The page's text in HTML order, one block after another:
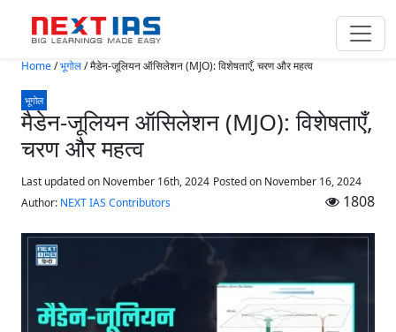
Skip to main content
Home/भूगोल/मैडेन-जूलियन ऑसिलेशन (MJO): विशेषताएँ, चरण और महत्व
भूगोल
मैडेन-जूलियन ऑसिलेशन (MJO): विशेषताएँ,
चरण और महत्व
Last updated on November 16th, 2024 Posted on November 16, 2024
Author: NEXT IAS Contributors 1808